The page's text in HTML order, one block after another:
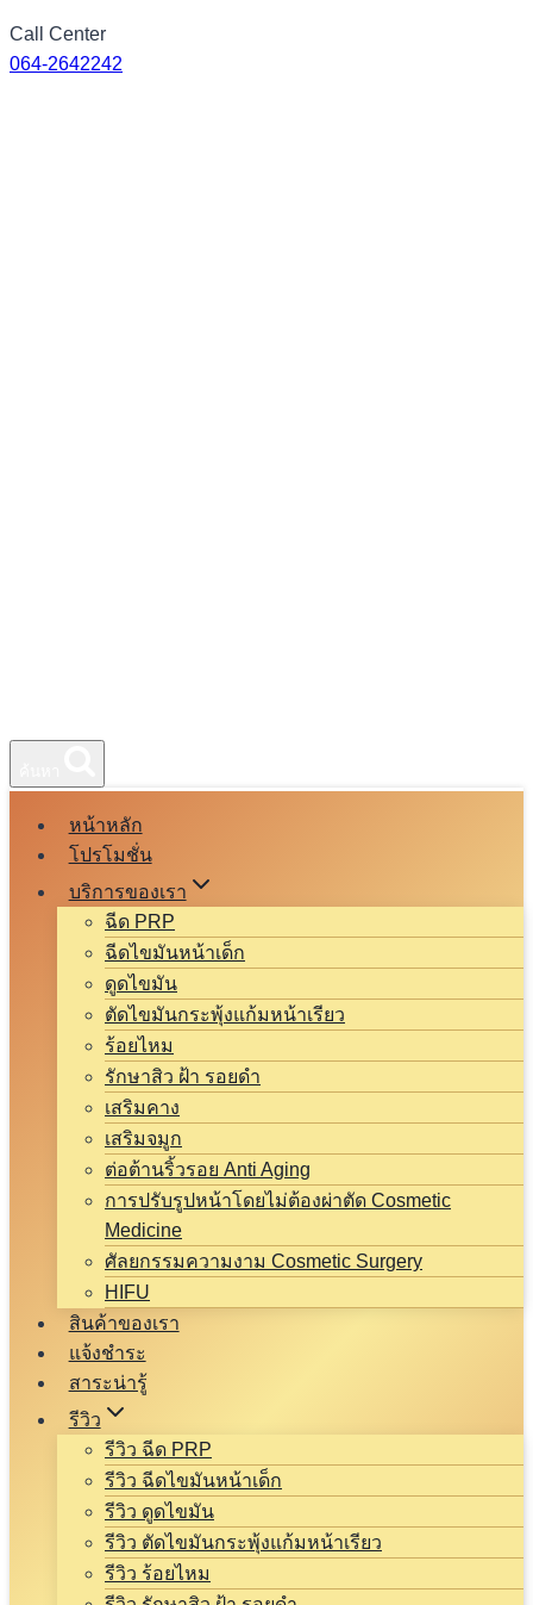
Skip
to
Call Center
064-2642242
หน้าหลัก
โปรโมชั่น
บริการของเรา
ฉีด PRP
ฉีดไขมันหน้าเด็ก
ดูดไขมัน
ตัดไขมันกระพุ้งแก้มหน้าเรียว
ร้อยไหม
รักษาสิว ฝ้า รอยดำ
เสริมคาง
เสริมจมูก
ต่อต้านริ้วรอย Anti Aging
การปรับรูปหน้าโดยไม่ต้องผ่าตัด Cosmetic
Medicine
ศัลยกรรมความงาม Cosmetic Surgery
HIFU
สินค้าของเรา
แจ้งชำระ
สาระน่ารู้
รีวิว
รีวิว ฉีด PRP
รีวิว ฉีดไขมันหน้าเด็ก
รีวิว ดูดไขมัน
รีวิว ตัดไขมันกระพุ้งแก้มหน้าเรียว
รีวิว ร้อยไหม